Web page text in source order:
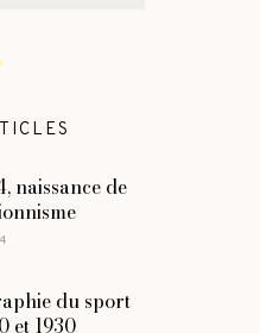
naissance de
du sport
et 1930